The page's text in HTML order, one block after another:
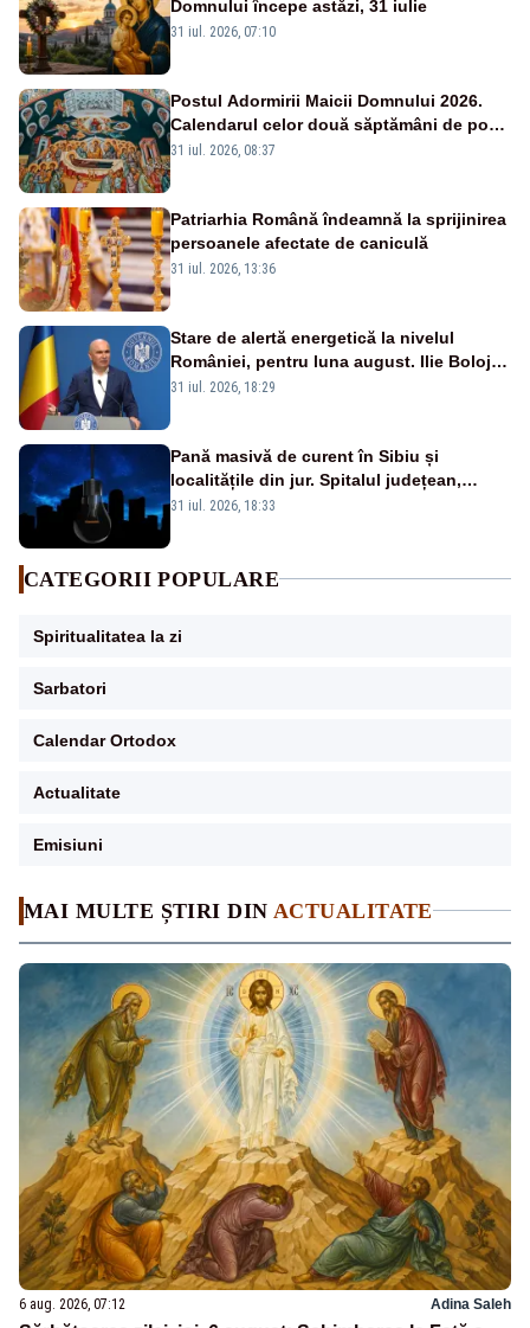
MAI MULTE ȘTIRI DIN ACTUALITATE
6 aug. 2026, 07:12 Adina Saleh
Domnului începe astăzi, 31 iulie
31 iul. 2026, 07:10
Postul Adormirii Maicii Domnului 2026.
Calendarul celor două săptămâni de post
și zilele cu dezlegare la pește
31 iul. 2026, 08:37
Patriarhia Română îndeamnă la sprijinirea
persoanele afectate de caniculă
31 iul. 2026, 13:36
Stare de alertă energetică la nivelul
României, pentru luna august. Ilie Bolojan
a anunțat importuri și posibile restricții –
31 iul. 2026, 18:29
Pană masivă de curent în Sibiu și
localitățile din jur. Spitalul județean,
semafoarele, rețelele de telefonie, grav
31 iul. 2026, 18:33
CATEGORII POPULARE
Spiritualitatea la zi
Sarbatori
Calendar Ortodox
Actualitate
Emisiuni